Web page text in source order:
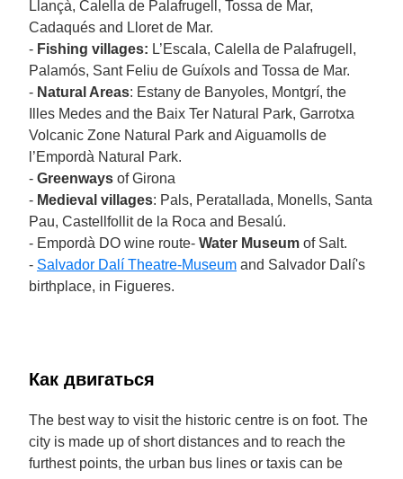
Llançà, Calella de Palafrugell, Tossa de Mar,
Cadaqués and Lloret de Mar.
- Fishing villages: L’Escala, Calella de Palafrugell,
Palamós, Sant Feliu de Guíxols and Tossa de Mar.
- Natural Areas: Estany de Banyoles, Montgrí, the
Illes Medes and the Baix Ter Natural Park, Garrotxa
Volcanic Zone Natural Park and Aiguamolls de
l’Empordà Natural Park.
- Greenways of Girona
- Medieval villages: Pals, Peratallada, Monells, Santa
Pau, Castellfollit de la Roca and Besalú.
- Empordà DO wine route- Water Museum of Salt.
- Salvador Dalí Theatre-Museum and Salvador Dalí's
birthplace, in Figueres.
Как двигаться
The best way to visit the historic centre is on foot. The
city is made up of short distances and to reach the
furthest points, the urban bus lines or taxis can be